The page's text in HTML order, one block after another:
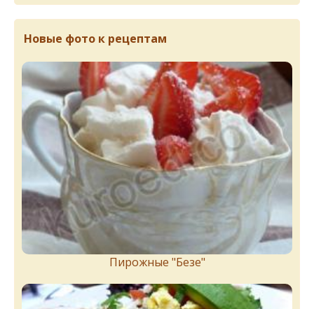
Новые фото к рецептам
Пирожныe "Бeзe"